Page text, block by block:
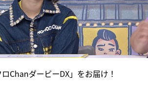
ChanダービーDX」をお届け！